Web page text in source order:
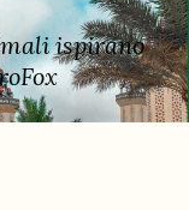
ispirano